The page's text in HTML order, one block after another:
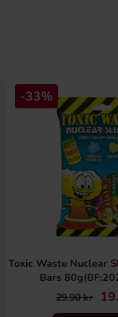
-33%
Toxic Waste Nuclear
Bars
29.90 kr